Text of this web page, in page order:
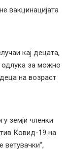
вакцинацијата
кај децата,
за можно
на возраст
земји членки
Ковид-19 на
ветувачки“,